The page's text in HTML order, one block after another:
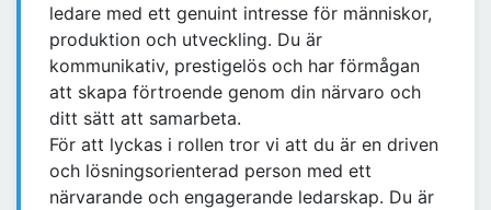
ledare med ett genuint intresse för människor,
produktion och utveckling. Du är
kommunikativ, prestigelös och har förmågan
att skapa förtroende genom din närvaro och
ditt sätt att samarbeta.
För att lyckas i rollen tror vi att du är en driven
och lösningsorienterad person med ett
närvarande och engagerande ledarskap. Du är